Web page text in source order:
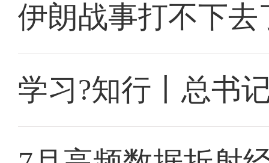
伊朗战事打不下
学习?知行丨总书